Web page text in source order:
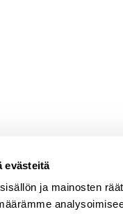
evästeitä
ja mainosten